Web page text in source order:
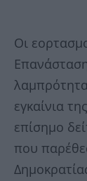
Οι
εγκαίνια
επίσημο
που